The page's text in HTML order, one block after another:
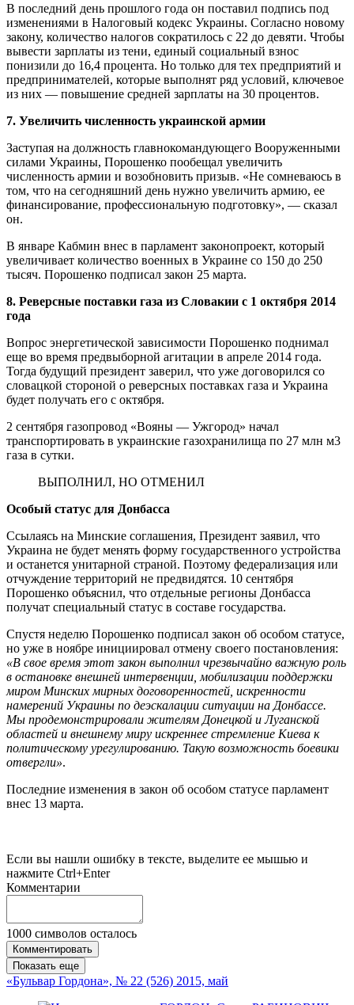
В последний день прошлого года он поставил подпись под
изменениями в Налоговый кодекс Украины. Согласно новому
закону, количество налогов сократилось с 22 до девяти. Чтобы
вывести зарплаты из тени, единый социальный взнос
понизили до 16,4 процента. Но только для тех предприятий и
предпринимателей, которые выполнят ряд условий, ключевое
из них — повышение средней зарплаты на 30 процентов.
7. Увеличить численность украинской армии
Заступая на должность главнокомандующего Вооруженными
силами Украины, Порошенко пообещал увеличить
численность армии и возобновить призыв. «Не сомневаюсь в
том, что на сегодняшний день нужно увеличить армию, ее
финансирование, профессиональную подготовку», — сказал
он.
В январе Кабмин внес в парламент законопроект, который
увеличивает количество военных в Украине со 150 до 250
тысяч. Порошенко подписал закон 25 марта.
8. Реверсные поставки газа из Словакии с 1 октября 2014
года
Вопрос энергетической зависимости Порошенко поднимал
еще во время предвыборной агитации в апреле 2014 года.
Тогда будущий президент заверил, что уже договорился со
словацкой стороной о реверсных поставках газа и Украина
будет получать его с октября.
2 сентября газопровод «Вояны — Ужгород» начал
транспортировать в украинские газохранилища по 27 млн м3
газа в сутки.
ВЫПОЛНИЛ, НО ОТМЕНИЛ
Особый статус для Донбасса
Ссылаясь на Минские соглашения, Президент заявил, что
Украина не будет менять форму государственного устройства
и останется унитарной страной. Поэтому федерализация или
отчуждение территорий не предвидятся. 10 сентября
Порошенко объяснил, что отдельные регионы Донбасса
получат специальный статус в составе государства.
Спустя неделю Порошенко подписал закон об особом статусе,
но уже в ноябре инициировал отмену своего постановления:
«В свое время этот закон выполнил чрезвычайно важную роль
в остановке внешней интервенции, мобилизации поддержки
миром Минских мирных договоренностей, искренности
намерений Украины по деэскалации ситуации на Донбассе.
Мы продемонстрировали жителям Донецкой и Луганской
областей и внешнему миру искреннее стремление Киева к
политическому урегулированию. Такую возможность боевики
отвергли».
Последние изменения в закон об особом статусе парламент
внес 13 марта.
Если вы нашли ошибку в тексте, выделите ее мышью и
нажмите Ctrl+Enter
Комментарии
1000 символов осталось
Комментировать
Показать еще
«Бульвар Гордона», № 22 (526) 2015, май